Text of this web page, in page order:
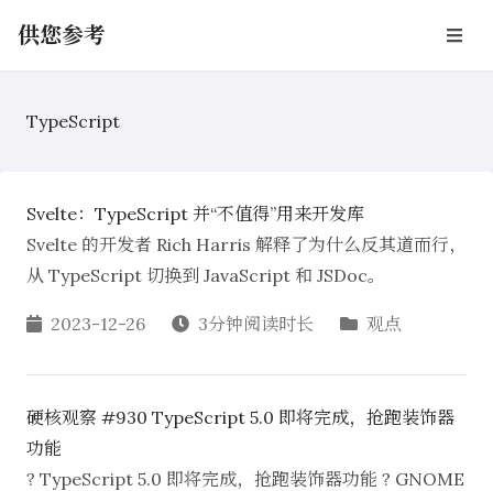
供您参考
TypeScript
Svelte：TypeScript 并“不值得”用来开发库
Svelte 的开发者 Rich Harris 解释了为什么反其道而行，
从 TypeScript 切换到 JavaScript 和 JSDoc。
2023-12-26 3分钟阅读时长 观点
硬核观察 #930 TypeScript 5.0 即将完成，抢跑装饰器
功能
? TypeScript 5.0 即将完成，抢跑装饰器功能 ? GNOME